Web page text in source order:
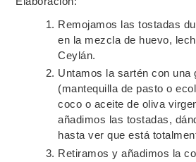
Remojamos las tostadas
en la mezcla de huevo,
Ceylán.
Untamos la sartén con una
(mantequilla de pasto o
coco o aceite de oliva
añadimos las tostadas,
hasta ver que está
Retiramos y añadimos la